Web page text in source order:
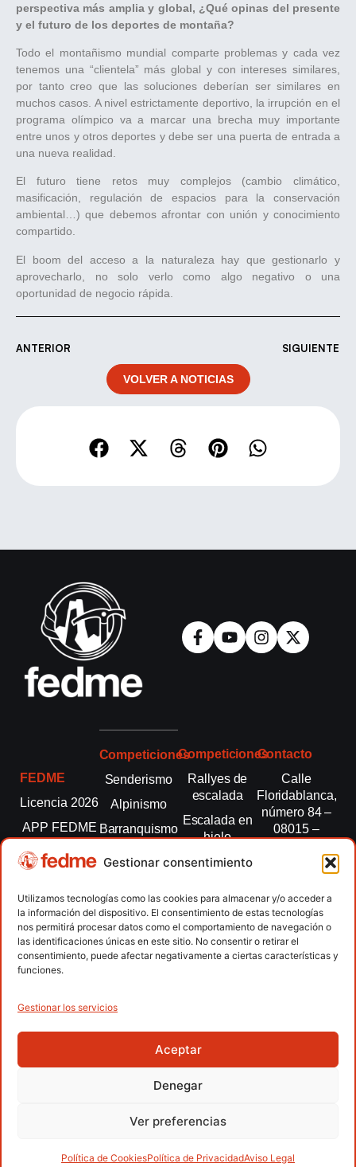
Gestionar consentimiento
Utilizamos tecnologías como las cookies para almacenar y/o acceder a
la información del dispositivo. El consentimiento de estas tecnologías
nos permitirá procesar datos como el comportamiento de navegación o
las identificaciones únicas en este sitio. No consentir o retirar el
consentimiento, puede afectar negativamente a ciertas características y
funciones.
Gestionar los servicios
Aceptar
Denegar
Ver preferencias
Política de CookiesPolítica de PrivacidadAviso Legal
perspectiva más amplia y global, ¿Qué opinas del presente
y el futuro de los deportes de montaña?
Todo el montañismo mundial comparte problemas y cada vez
tenemos una “clientela” más global y con intereses similares,
por tanto creo que las soluciones deberían ser similares en
muchos casos. A nivel estrictamente deportivo, la irrupción en el
programa olímpico va a marcar una brecha muy importante
entre unos y otros deportes y debe ser una puerta de entrada a
una nueva realidad.
El futuro tiene retos muy complejos (cambio climático,
masificación, regulación de espacios para la conservación
ambiental…) que debemos afrontar con unión y conocimiento
compartido.
El boom del acceso a la naturaleza hay que gestionarlo y
aprovecharlo, no solo verlo como algo negativo o una
oportunidad de negocio rápida.
ANTERIOR SIGUIENTE
VOLVER A NOTICIAS
FEDME
Licencia 2026
APP FEDME
Transparencia
autonómicas
Clubes
Contacto
Competiciones
Senderismo
Alpinismo
Barranquismo
montaña
Escalada
Escalada
paralimpica
Competiciones
Rallyes de
escalada
Escalada en
hielo
Esquí de
Marcha
Nórdica
Raquetas de
nieve
Contacto
Calle
Floridablanca,
número 84 –
08015 –
fedme@fedme.es
934 264 267
Copyright © 2026 Federación Española de Deportes de
Montaña y Escalada | Desarrollado porTOOOLS
Política de Privacidad APPAccesibilidad